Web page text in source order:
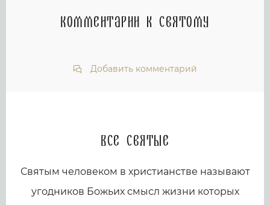
Комментарии к святому
Добавить комментарий
Все святые
Святым человеком в христианстве называют
угодников Божьих смысл жизни которых